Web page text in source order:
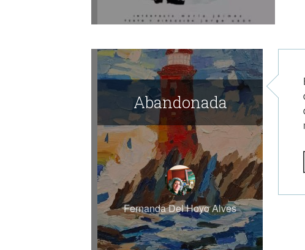
Abandonada
Fernanda Del Hoyo Alves